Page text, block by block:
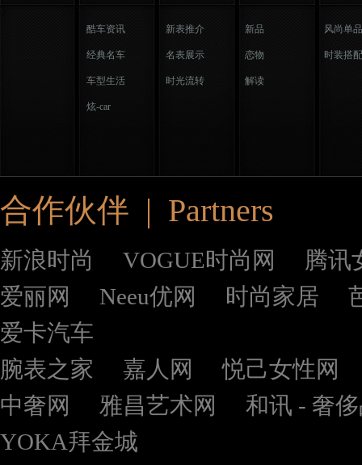
酷车资讯
经典名车
车型生活
炫-car
新表推介
名表展示
时光流转
新品
恋物
解读
风尚单品
时装搭配
合作伙伴 | Partners
新浪时尚 VOGUE时尚网
腾讯
爱丽网
Neeu优网 时尚家居
爱卡汽车
腕表之家
嘉人网
悦己女性网
中奢网
雅昌艺术网
和讯 - 奢
YOKA拜金城